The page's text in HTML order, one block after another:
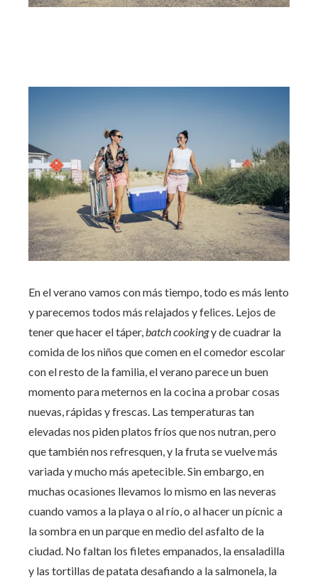
En el verano vamos con más tiempo, todo es más lento
y parecemos todos más relajados y felices. Lejos de
tener que hacer el táper,batch cookingy de cuadrar la
comida de los niños que comen en el comedor escolar
con el resto de la familia, el verano parece un buen
momento para meternos en la cocina a probar cosas
nuevas, rápidas y frescas. Las temperaturas tan
elevadas nos piden platos fríos que nos nutran, pero
que también nos refresquen, y la fruta se vuelve más
variada y mucho más apetecible. Sin embargo, en
muchas ocasiones llevamos lo mismo en las neveras
cuando vamos a la playa o al río, o al hacer un pícnic a
la sombra en un parque en medio del asfalto de la
ciudad. No faltan los filetes empanados, la ensaladilla
y las tortillas de patata desafiando a la salmonela, la